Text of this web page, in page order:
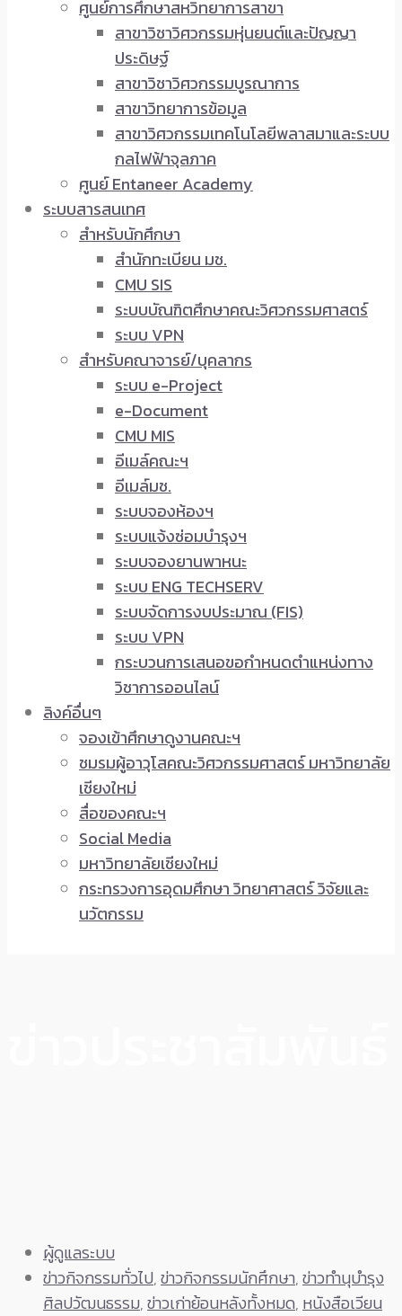
ศูนย์การศึกษาสหวิทยาการสาขา
สาขาวิชาวิศวกรรมหุ่นยนต์และปัญญา
ประดิษฐ์
สาขาวิชาวิศวกรรมบูรณาการ
สาขาวิทยาการข้อมูล
สาขาวิศวกรรมเทคโนโลยีพลาสมาและระบบ
กลไฟฟ้าจุลภาค
ศูนย์ Entaneer Academy
ระบบสารสนเทศ
สำหรับนักศึกษา
สำนักทะเบียน มช.
CMU SIS
ระบบบัณฑิตศึกษาคณะวิศวกรรมศาสตร์
ระบบ VPN
สำหรับคณาจารย์/บุคลากร
ระบบ e-Project
e-Document
CMU MIS
อีเมล์คณะฯ
อีเมล์มช.
ระบบจองห้องฯ
ระบบแจ้งซ่อมบำรุงฯ
ระบบจองยานพาหนะ
ระบบ ENG TECHSERV
ระบบจัดการงบประมาณ (FIS)
ระบบ VPN
กระบวนการเสนอขอกำหนดตำแหน่งทาง
วิชาการออนไลน์
ลิงค์อื่นๆ
จองเข้าศึกษาดูงานคณะฯ
ชมรมผู้อาวุโสคณะวิศวกรรมศาสตร์ มหาวิทยาลัย
เชียงใหม่
สื่อของคณะฯ
Social Media
มหาวิทยาลัยเชียงใหม่
กระทรวงการอุดมศึกษา วิทยาศาสตร์ วิจัยและ
นวัตกรรม
ผู้ดูแลระบบ
ข่าวกิจกรรมทั่วไป,ข่าวกิจกรรมนักศึกษา,ข่าวทำนุบำรุง
ศิลปวัฒนธรรม,ข่าวเก่าย้อนหลังทั้งหมด, หนังสือเวียน